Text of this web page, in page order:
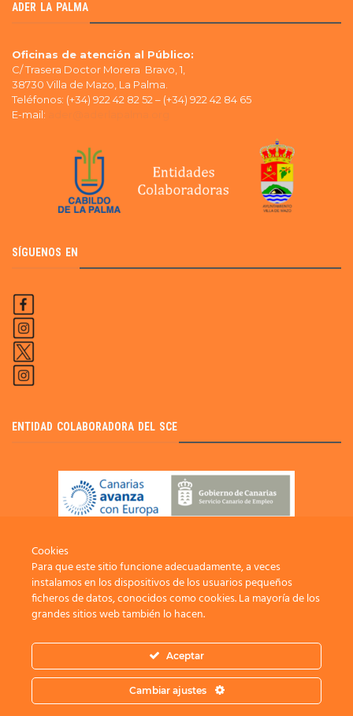
ADER LA PALMA
Oficinas de atención al Público:
C/ Trasera Doctor Morera Bravo, 1,
38730 Villa de Mazo, La Palma.
Teléfonos: (+34) 922 42 82 52 – (+34) 922 42 84 65
E-mail:
SÍGUENOS EN
ENTIDAD COLABORADORA DEL SCE
Protección de datos/ Política Privacidad
Cookies
Para que este sitio funcione adecuadamente, a veces
instalamos en los dispositivos de los usuarios pequeños
ficheros de datos, conocidos como cookies. La mayoría de los
grandes sitios web también lo hacen.
Aceptar
Cambiar ajustes